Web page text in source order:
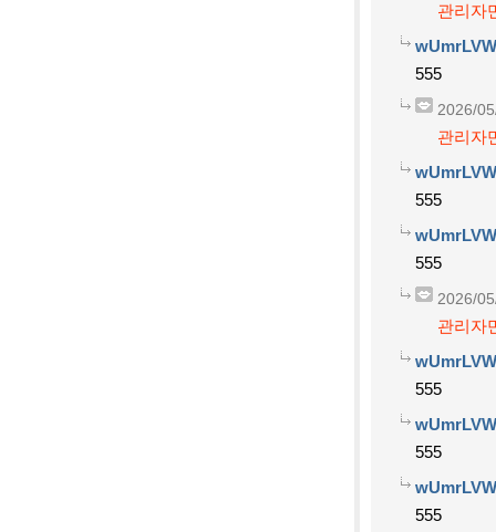
관리자
555
2026/
관리자
555
555
2026/
관리자
555
555
555